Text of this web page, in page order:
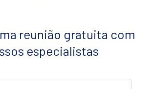
reunião gratuita com
especialistas